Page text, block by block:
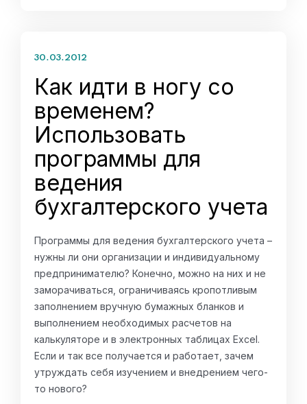
30.03.2012
Как идти в ногу со
временем?
Использовать
программы для
ведения
бухгалтерского учета
Программы для ведения бухгалтерского учета –
нужны ли они организации и индивидуальному
предпринимателю? Конечно, можно на них и не
заморачиваться, ограничиваясь кропотливым
заполнением вручную бумажных бланков и
выполнением необходимых расчетов на
калькуляторе и в электронных таблицах Excel.
Если и так все получается и работает, зачем
утруждать себя изучением и внедрением чего-
то нового?